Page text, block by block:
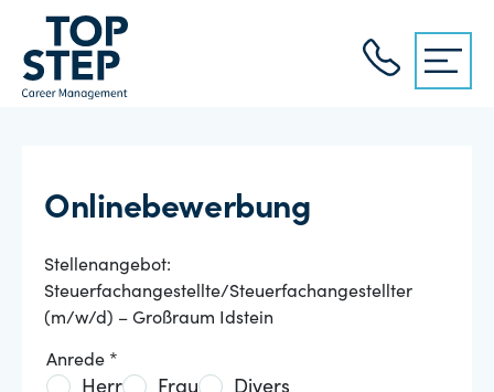
Onlinebewerbung
Stellenangebot:
Steuerfachangestellte/Steuerfachangestellter
(m/w/d) – Großraum Idstein
Anrede *